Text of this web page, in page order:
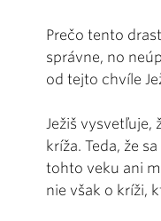
Prečo tento
správne, no
od tejto chvíle
Ježiš vysvetľuje,
kríža. Teda, že
tohto veku ani
nie však o kríži,